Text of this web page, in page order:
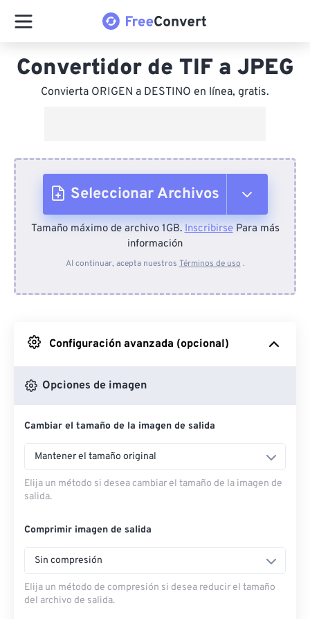
Convertidor de TIF a JPEG
Convierta ORIGEN a DESTINO en línea, gratis.
Seleccionar Archivos
Desde el dispositivo
Desde Google Drive
Desde OneDrive
Desde URL
Tamaño máximo de archivo 1GB.InscribirsePara más
información
Al continuar, acepta nuestros Términos de uso .
Configuración avanzada (opcional)
Opciones de imagen
Cambiar el tamaño de la imagen de salida
Mantener el tamaño original
Elija un método si desea cambiar el tamaño de la imagen de
salida.
Comprimir imagen de salida
Sin compresión
Elija un método de compresión si desea reducir el tamaño
del archivo de salida.